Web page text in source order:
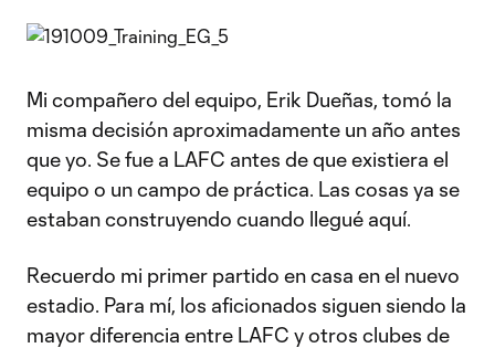
Mi compañero del equipo, Erik Dueñas, tomó la
misma decisión aproximadamente un año antes
que yo. Se fue a LAFC antes de que existiera el
equipo o un campo de práctica. Las cosas ya se
estaban construyendo cuando llegué aquí.
Recuerdo mi primer partido en casa en el nuevo
estadio. Para mí, los aficionados siguen siendo la
mayor diferencia entre LAFC y otros clubes de